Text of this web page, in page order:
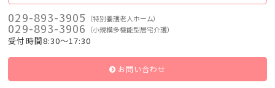
029-893-3905 （特別養護老人ホーム）
029-893-3906 （小規模多機能型居宅介護）
受付時間8:30〜17:30
お問い合わせ